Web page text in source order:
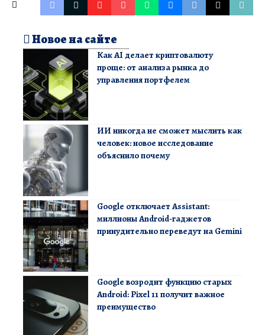
Новое на сайте
Как AI делает криптовалюту
проще: от анализа рынка до
управления портфелем
ИИ никогда не сможет мыслить как
человек: новое исследование
объяснило почему
Google отключает Assistant:
миллионы Android-гаджетов
принудительно переведут на Gemini
Google возродит функцию старых
Android: Pixel 11 получит важное
преимущество